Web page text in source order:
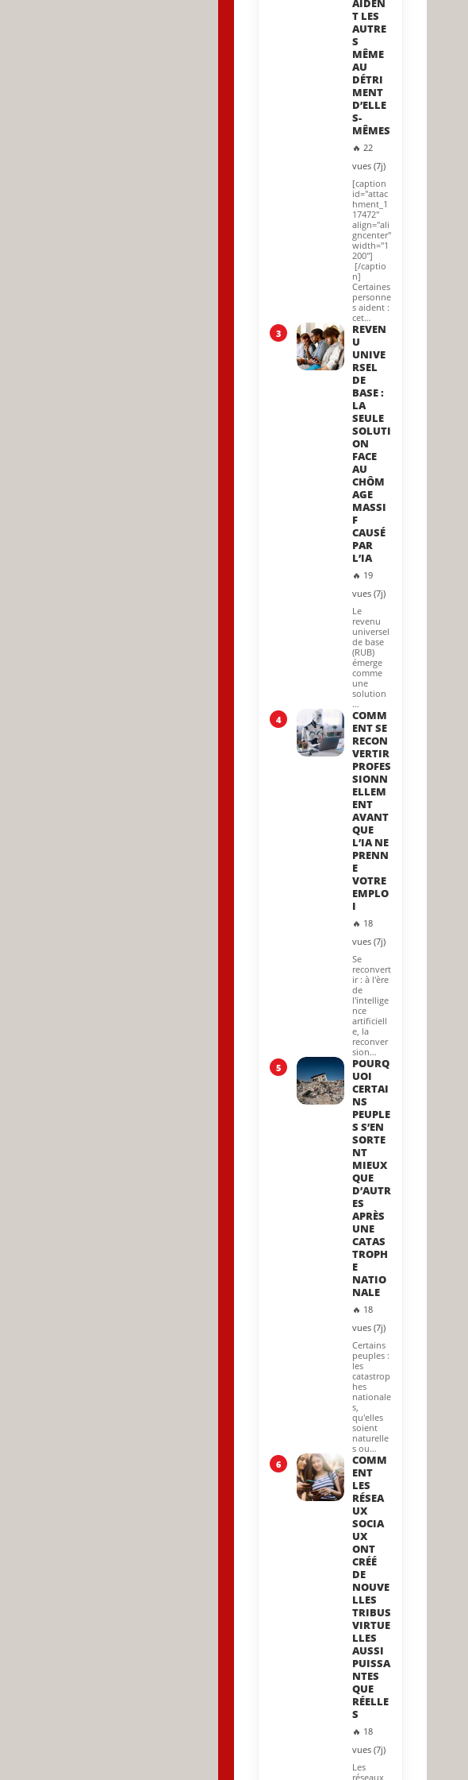
AIDEN
T LES
AUTRE
S
MÊME
AU
DÉTRI
MENT
D’ELLE
S-
MÊMES
🔥 22
vues (7j)
[caption
id="attac
hment_1
17472"
align="ali
gncenter"
width="1
200"]
[/captio
n]
Certaines
personne
s aident :
cet…
3
REVEN
U
UNIVE
RSEL
DE
BASE :
LA
SEULE
SOLUTI
ON
FACE
AU
CHÔM
AGE
MASSI
F
CAUSÉ
PAR
L’IA
🔥 19
vues (7j)
Le
revenu
universel
de base
(RUB)
émerge
comme
une
solution
…
4
COMM
ENT SE
RECON
VERTIR
PROFES
SIONN
ELLEM
ENT
AVANT
QUE
L’IA NE
PRENN
E
VOTRE
EMPLO
I
🔥 18
vues (7j)
Se
reconvert
ir : à l'ère
de
l'intellige
nce
artificiell
e, la
reconver
sion…
5
POURQ
UOI
CERTAI
NS
PEUPLE
S S’EN
SORTE
NT
MIEUX
QUE
D’AUTR
ES
APRÈS
UNE
CATAS
TROPH
E
NATIO
NALE
🔥 18
vues (7j)
Certains
peuples :
les
catastrop
hes
nationale
s,
qu'elles
soient
naturelle
s ou…
6
COMM
ENT
LES
RÉSEA
UX
SOCIA
UX
ONT
CRÉÉ
DE
NOUVE
LLES
TRIBUS
VIRTUE
LLES
AUSSI
PUISSA
NTES
QUE
RÉELLE
S
🔥 18
vues (7j)
Les
réseaux